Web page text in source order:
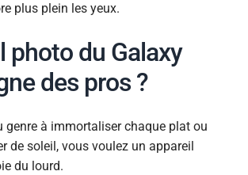
plus plein les yeux.
photo du Galaxy
des pros ?
genre à immortaliser chaque plat ou
de soleil, vous voulez un appareil
du lourd.